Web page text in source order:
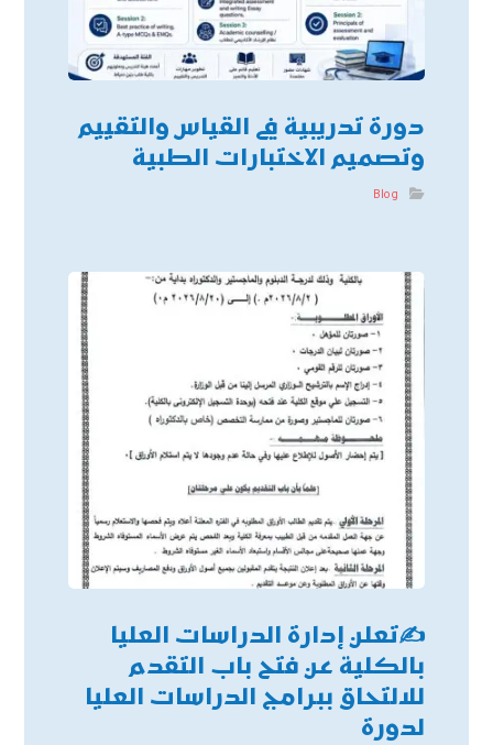
دورة تدريبية في القياس والتقييم
وتصميم الاختبارات الطبية
Blog
✍تعلن إدارة الدراسات العليا
بالكلية عن فتح باب التقدم
للالتحاق ببرامج الدراسات العليا
لدورة